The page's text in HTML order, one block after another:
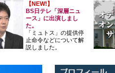
【NEW!】
BS日テレ「深層ニュ
ース」に出演しまし
た。
「ミュトス」の提供停
止命令などについて解
説しました。